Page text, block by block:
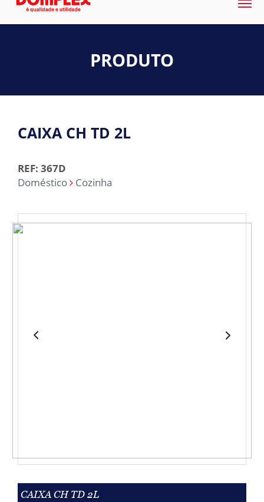
PRODUTO
CAIXA CH TD 2L
REF: 367D
Doméstico
Cozinha
CAIXA CH TD 2L